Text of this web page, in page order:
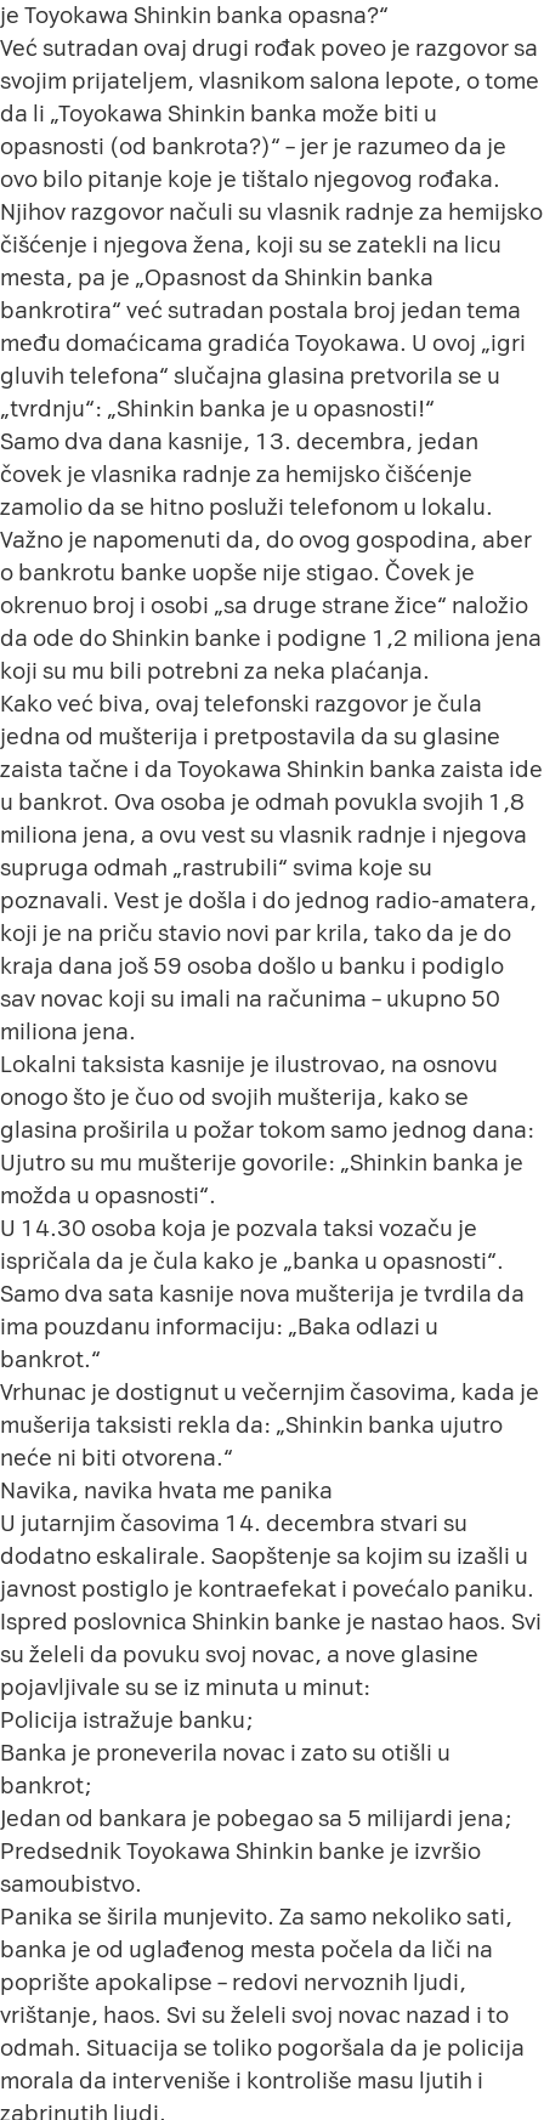
je Toyokawa Shinkin banka opasna?“
Već sutradan ovaj drugi rođak poveo je razgovor sa
svojim prijateljem, vlasnikom salona lepote, o tome
da li „Toyokawa Shinkin banka može biti u
opasnosti (od bankrota?)“ – jer je razumeo da je
ovo bilo pitanje koje je tištalo njegovog rođaka.
Njihov razgovor načuli su vlasnik radnje za hemijsko
čišćenje i njegova žena, koji su se zatekli na licu
mesta, pa je „Opasnost da Shinkin banka
bankrotira“ već sutradan postala broj jedan tema
među domaćicama gradića Toyokawa. U ovoj „igri
gluvih telefona“ slučajna glasina pretvorila se u
„tvrdnju“: „Shinkin banka je u opasnosti!“
Samo dva dana kasnije, 13. decembra, jedan
čovek je vlasnika radnje za hemijsko čišćenje
zamolio da se hitno posluži telefonom u lokalu.
Važno je napomenuti da, do ovog gospodina, aber
o bankrotu banke uopše nije stigao. Čovek je
okrenuo broj i osobi „sa druge strane žice“ naložio
da ode do Shinkin banke i podigne 1,2 miliona jena
koji su mu bili potrebni za neka plaćanja.
Kako već biva, ovaj telefonski razgovor je čula
jedna od mušterija i pretpostavila da su glasine
zaista tačne i da Toyokawa Shinkin banka zaista ide
u bankrot. Ova osoba je odmah povukla svojih 1,8
miliona jena, a ovu vest su vlasnik radnje i njegova
supruga odmah „rastrubili“ svima koje su
poznavali. Vest je došla i do jednog radio-amatera,
koji je na priču stavio novi par krila, tako da je do
kraja dana još 59 osoba došlo u banku i podiglo
sav novac koji su imali na računima – ukupno 50
miliona jena.
Lokalni taksista kasnije je ilustrovao, na osnovu
onogo što je čuo od svojih mušterija, kako se
glasina proširila u požar tokom samo jednog dana:
Ujutro su mu mušterije govorile: „Shinkin banka je
možda u opasnosti“.
U 14.30 osoba koja je pozvala taksi vozaču je
ispričala da je čula kako je „banka u opasnosti“.
Samo dva sata kasnije nova mušterija je tvrdila da
ima pouzdanu informaciju: „Baka odlazi u
bankrot.“
Vrhunac je dostignut u večernjim časovima, kada je
mušerija taksisti rekla da: „Shinkin banka ujutro
neće ni biti otvorena.“
Navika, navika hvata me panika
U jutarnjim časovima 14. decembra stvari su
dodatno eskalirale. Saopštenje sa kojim su izašli u
javnost postiglo je kontraefekat i povećalo paniku.
Ispred poslovnica Shinkin banke je nastao haos. Svi
su želeli da povuku svoj novac, a nove glasine
pojavljivale su se iz minuta u minut:
Policija istražuje banku;
Banka je proneverila novac i zato su otišli u
bankrot;
Jedan od bankara je pobegao sa 5 milijardi jena;
Predsednik Toyokawa Shinkin banke je izvršio
samoubistvo.
Panika se širila munjevito. Za samo nekoliko sati,
banka je od uglađenog mesta počela da liči na
poprište apokalipse – redovi nervoznih ljudi,
vrištanje, haos. Svi su želeli svoj novac nazad i to
odmah. Situacija se toliko pogoršala da je policija
morala da interveniše i kontroliše masu ljutih i
zabrinutih ljudi.